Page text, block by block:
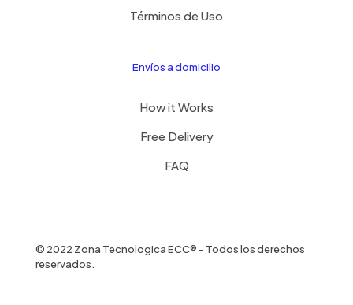
Términos de Uso
Envíos a domicilio
How it Works
Free Delivery
FAQ
© 2022 Zona Tecnologica ECC® - Todos los derechos
reservados.